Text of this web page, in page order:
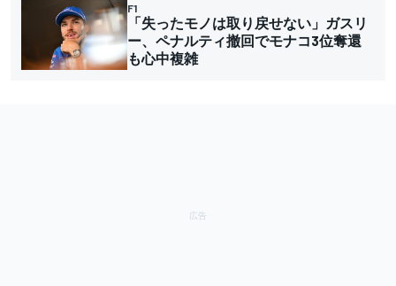
F1
「失ったモノは取り戻せない」ガスリ
ー、ペナルティ撤回でモナコ3位奪還
も心中複雑